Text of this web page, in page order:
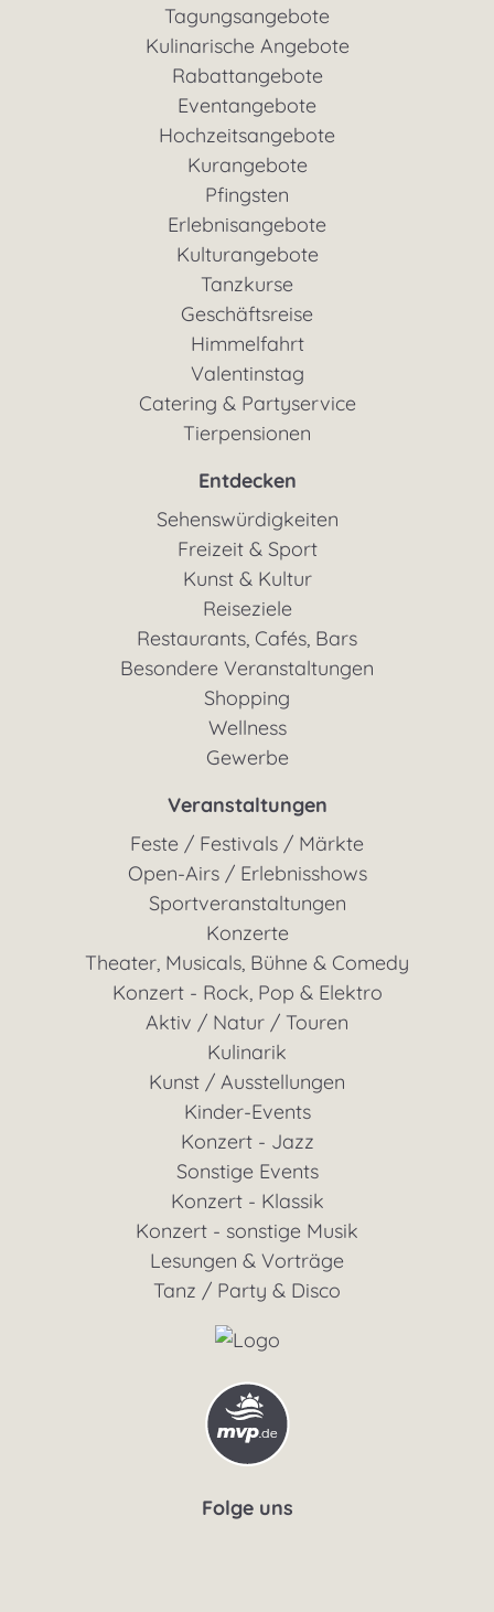
Tagungsangebote
Kulinarische Angebote
Rabattangebote
Eventangebote
Hochzeitsangebote
Kurangebote
Pfingsten
Erlebnisangebote
Kulturangebote
Tanzkurse
Geschäftsreise
Himmelfahrt
Valentinstag
Catering & Partyservice
Tierpensionen
Entdecken
Sehenswürdigkeiten
Freizeit & Sport
Kunst & Kultur
Reiseziele
Restaurants, Cafés, Bars
Besondere Veranstaltungen
Shopping
Wellness
Gewerbe
Veranstaltungen
Feste / Festivals / Märkte
Open-Airs / Erlebnisshows
Sportveranstaltungen
Konzerte
Theater, Musicals, Bühne & Comedy
Konzert - Rock, Pop & Elektro
Aktiv / Natur / Touren
Kulinarik
Kunst / Ausstellungen
Kinder-Events
Konzert - Jazz
Sonstige Events
Konzert - Klassik
Konzert - sonstige Musik
Lesungen & Vorträge
Tanz / Party & Disco
Folge uns